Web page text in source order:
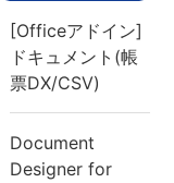
[Officeアドイン]
ドキュメント(帳
票DX/CSV)
Document
Designer for